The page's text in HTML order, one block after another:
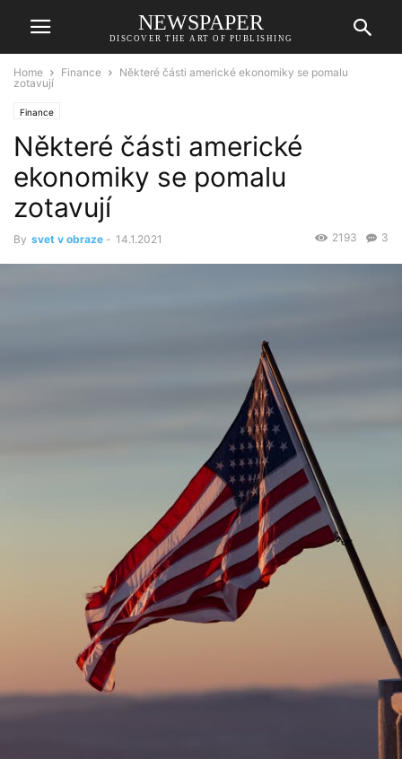
NEWSPAPER
DISCOVER THE ART OF PUBLISHING
Home Finance
Některé části americké ekonomiky se pomalu
zotavují
Finance
Některé části americké
ekonomiky se pomalu
zotavují
By svet v obraze - 14.1.2021 3
2193